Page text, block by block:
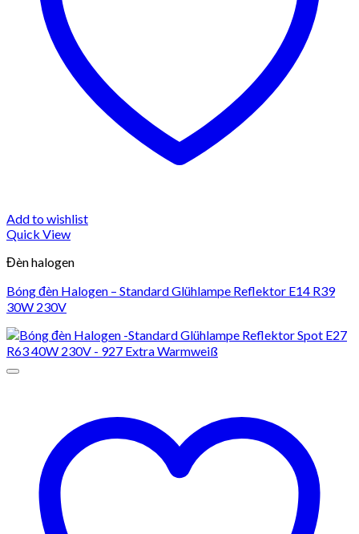
Add to wishlist
Quick View
Đèn halogen
Bóng đèn Halogen – Standard Glühlampe Reflektor E14 R39
30W 230V